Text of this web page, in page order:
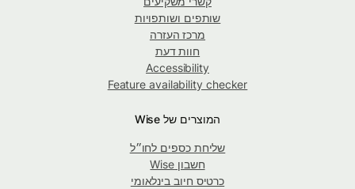
שותפים ושותפויות
מרכז העזרה
חוות דעת
Accessibility
Feature availability checker
המוצרים של Wise
שליחת כספים לחו״ל
חשבון Wise
כרטיס חיוב בינלאומי